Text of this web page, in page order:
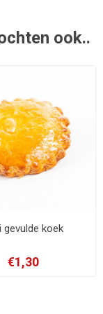
ook..
gevulde koek
€1,30